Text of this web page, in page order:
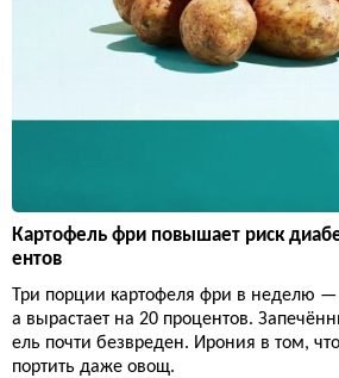
Картофель фри повышает риск
ентов
Три порции картофеля фри в неделю —
а вырастает на 20 процентов.
ель почти безвреден. Ирония в том,
портить даже овощ.